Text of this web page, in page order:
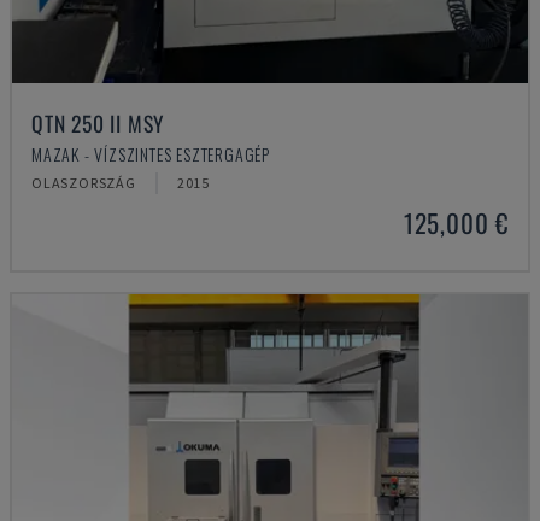
QTN 250 II MSY
MAZAK - VÍZSZINTES ESZTERGAGÉP
OLASZORSZÁG 2015
125,000 €